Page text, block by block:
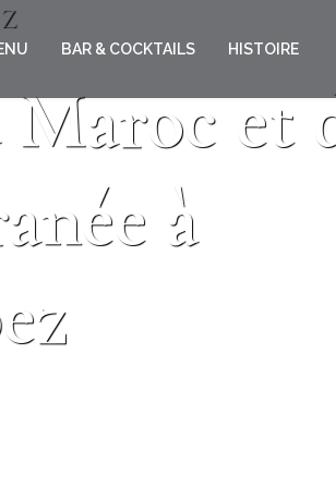
BAR & COCKTAILS HISTOIRE
et
à